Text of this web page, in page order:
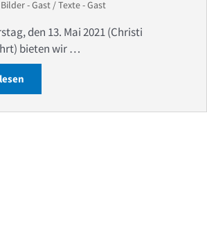
Bilder - Gast /Texte - Gast
den 13. Mai 2021 (Christi
bieten wir …